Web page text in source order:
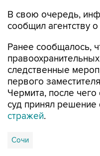
В свою очередь,
сообщил агентству
Ранее сообщалось,
следственные
первого
Чермита, после
суд принял решение
стражей.
Сочи